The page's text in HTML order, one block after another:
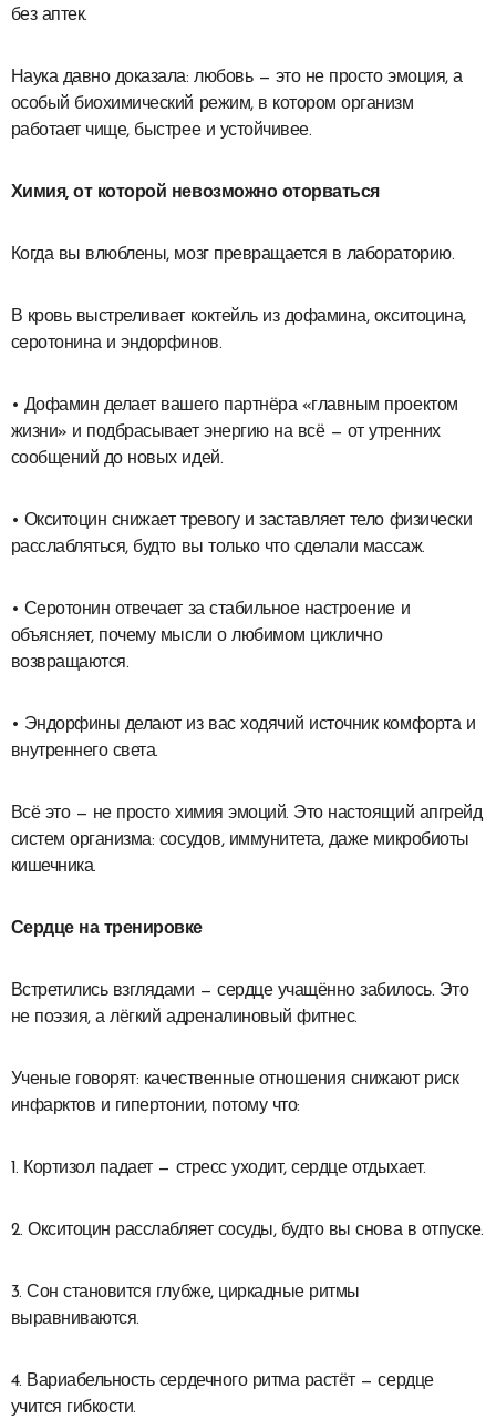
без аптек.
Наука давно доказала: любовь — это не просто эмоция, а
особый биохимический режим, в котором организм
работает чище, быстрее и устойчивее.
Химия, от которой невозможно оторваться
Когда вы влюблены, мозг превращается в лабораторию.
В кровь выстреливает коктейль из дофамина, окситоцина,
серотонина и эндорфинов.
• Дофамин делает вашего партнёра «главным проектом
жизни» и подбрасывает энергию на всё — от утренних
сообщений до новых идей.
• Окситоцин снижает тревогу и заставляет тело физически
расслабляться, будто вы только что сделали массаж.
• Серотонин отвечает за стабильное настроение и
объясняет, почему мысли о любимом циклично
возвращаются.
• Эндорфины делают из вас ходячий источник комфорта и
внутреннего света.
Всё это — не просто химия эмоций. Это настоящий апгрейд
систем организма: сосудов, иммунитета, даже микробиоты
кишечника.
Сердце на тренировке
Встретились взглядами — сердце учащённо забилось. Это
не поэзия, а лёгкий адреналиновый фитнес.
Ученые говорят: качественные отношения снижают риск
инфарктов и гипертонии, потому что:
1. Кортизол падает — стресс уходит, сердце отдыхает.
2. Окситоцин расслабляет сосуды, будто вы снова в отпуске.
3. Сон становится глубже, циркадные ритмы
выравниваются.
4. Вариабельность сердечного ритма растёт — сердце
учится гибкости.